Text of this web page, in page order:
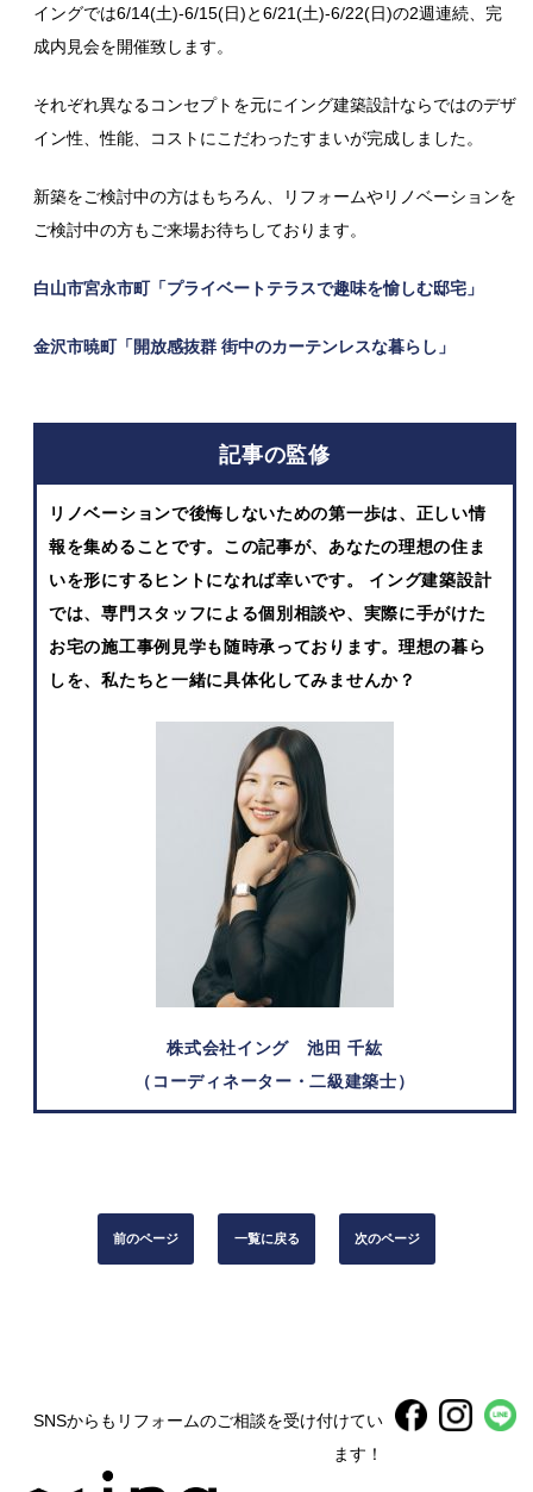
イングでは6/14(土)-6/15(日)と6/21(土)-6/22(日)の2週連続、完
成内見会を開催致します。
それぞれ異なるコンセプトを元にイング建築設計ならではのデザ
イン性、性能、コストにこだわったすまいが完成しました。
新築をご検討中の方はもちろん、リフォームやリノベーションを
ご検討中の方もご来場お待ちしております。
白山市宮永市町「プライベートテラスで趣味を愉しむ邸宅」
金沢市暁町「開放感抜群 街中のカーテンレスな暮らし」
記事の監修
リノベーションで後悔しないための第一歩は、正しい情
報を集めることです。この記事が、あなたの理想の住ま
いを形にするヒントになれば幸いです。 イング建築設計
では、専門スタッフによる個別相談や、実際に手がけた
お宅の施工事例見学も随時承っております。理想の暮ら
しを、私たちと一緒に具体化してみませんか？
株式会社イング
池田 千紘
（コーディネーター・二級建築士）
前のページ 一覧に戻る 次のページ
SNSからもリフォームのご相談を受け付けてい
ます！